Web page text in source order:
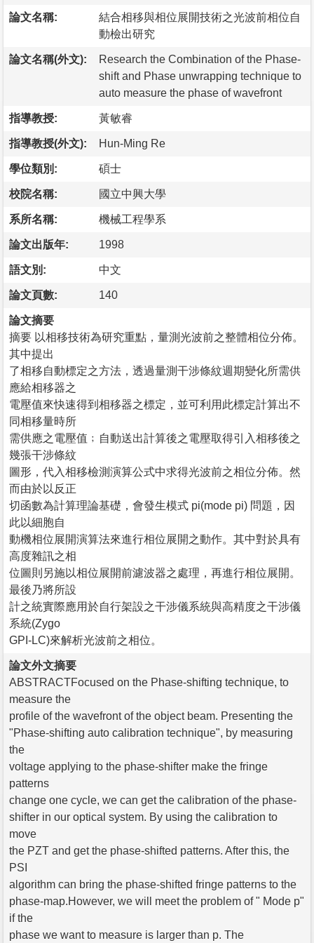
論文名稱:
結合相移與相位展開技術之光波前相位自
動檢出研究
論文名稱(外文):
Research the Combination of the Phase-
shift and Phase unwrapping technique to
auto measure the phase of wavefront
指導教授: 黃敏睿
指導教授(外文): Hun-Ming Re
學位類別: 碩士
校院名稱: 國立中興大學
系所名稱: 機械工程學系
論文出版年: 1998
語文別: 中文
論文頁數: 140
論文摘要
摘要 以相移技術為研究重點，量測光波前之整體相位分佈。
其中提出
了相移自動標定之方法，透過量測干涉條紋週期變化所需供
應給相移器之
電壓值來快速得到相移器之標定，並可利用此標定計算出不
同相移量時所
需供應之電壓值﹔自動送出計算後之電壓取得引入相移後之
幾張干涉條紋
圖形，代入相移檢測演算公式中求得光波前之相位分佈。然
而由於以反正
切函數為計算理論基礎，會發生模式 pi(mode pi) 問題，因
此以細胞自
動機相位展開演算法來進行相位展開之動作。其中對於具有
高度雜訊之相
位圖則另施以相位展開前濾波器之處理，再進行相位展開。
最後乃將所設
計之統實際應用於自行架設之干涉儀系統與高精度之干涉儀
系統(Zygo
GPI-LC)來解析光波前之相位。
論文外文摘要
ABSTRACTFocused on the Phase-shifting technique, to
measure the
profile of the wavefront of the object beam. Presenting the
"Phase-shifting auto calibration technique", by measuring
the
voltage applying to the phase-shifter make the fringe
patterns
change one cycle, we can get the calibration of the phase-
shifter in our optical system. By using the calibration to
move
the PZT and get the phase-shifted patterns. After this, the
PSI
algorithm can bring the phase-shifted fringe patterns to the
phase-map.However, we will meet the problem of " Mode p"
if the
phase we want to measure is larger than p. The